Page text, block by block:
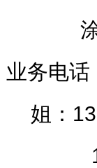
业务电话
姐：